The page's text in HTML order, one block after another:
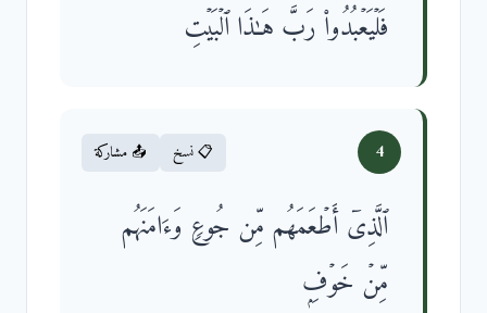
فَلۡیَعۡبُدُوا۟ رَبَّ هَـٰذَا ٱلۡبَیۡتِ
4 📋 نسخ 📤 مشاركة
ٱلَّذِیۤ أَطۡعَمَهُم مِّن جُوعࣲ وَءَامَنَهُم
مِّنۡ خَوۡفِۭ